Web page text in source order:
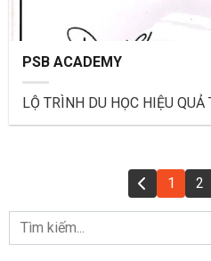
PSB ACADEMY
LỘ TRÌNH DU HỌC HIỆU QUẢ
1 2